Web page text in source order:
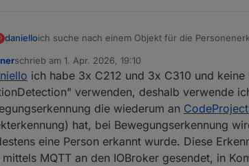
danielloich suche nach einem Objekt für die
schrieb am 1. Apr. 2026, 19:10
zuletzt editiert von
ich habe 3x C212 und 3x C310 und
verwenden, deshalb verwende
die wiederum an
hat, bei Bewegungserkennung
eine Person erkannt wurde. Diese
MQTT an den IOBroker gesendet, in